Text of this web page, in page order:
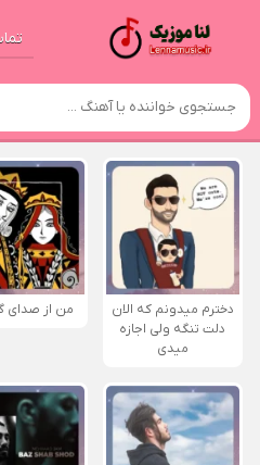
دخترم میدونم که الان
دلت تنگه ولی اجازه
میدی
من از صدای